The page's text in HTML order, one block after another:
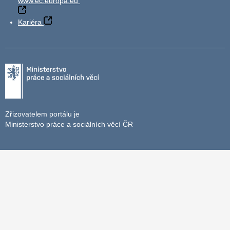
Kariéra
Zřizovatelem portálu je
Ministerstvo práce a sociálních věcí ČR